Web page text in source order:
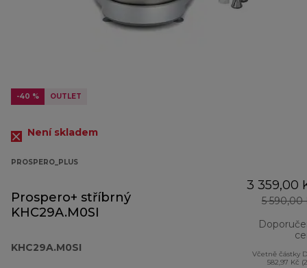
-40 % OUTLET
Není skladem
PROSPERO_PLUS
Prospero+ stříbrný
KHC29A.M0SI
KHC29A.M0SI
3 359,00
5 590,00
Včetně částky
582,97 Kč